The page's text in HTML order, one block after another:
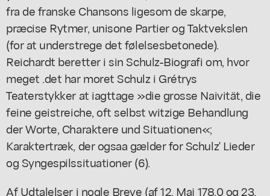
fra de franske Chansons ligesom de skarpe,
præcise Rytmer, unisone Partier og Taktvekslen
(for at understrege det følelsesbetonede).
Reichardt beretter i sin Schulz-Biografi om, hvor
meget .det har moret Schulz i Grétrys
Teaterstykker at iagttage »die grosse Naivität, die
feine geistreiche, oft selbst witzige Behandlung
der Worte, Charaktere und Situationen«;
Karaktertræk, der ogsaa gælder for Schulz' Lieder
og Syngespilssituationer (6).
Af Udtalelser i nogle Breve (af 12. Maj 178,0 og 23.